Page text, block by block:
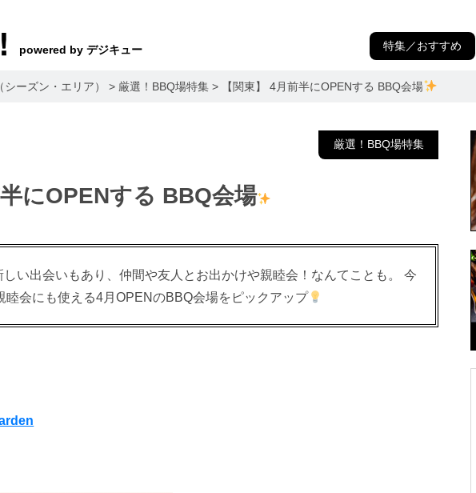
powered by デジキュー 特集／おすすめ
ーズン・エリア） > 厳選！BBQ場特集 > 【関東】 4月前半にOPENする BBQ会場
厳選！BBQ場特集
半にOPENする BBQ会場
い出会いもあり、仲間や友人とお出かけや親睦会！なんてことも。 今
睦会にも使える4月OPENのBBQ会場をピックアップ